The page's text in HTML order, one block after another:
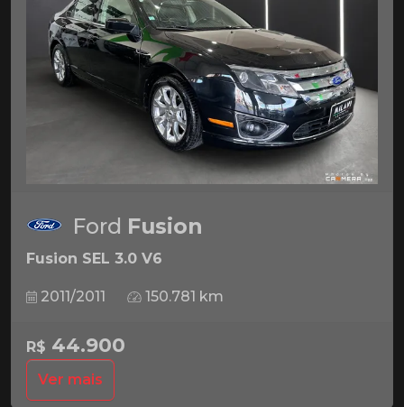
Ford Fusion
Fusion SEL 3.0 V6
2011/2011 150.781 km
R$ 44.900
Ver mais